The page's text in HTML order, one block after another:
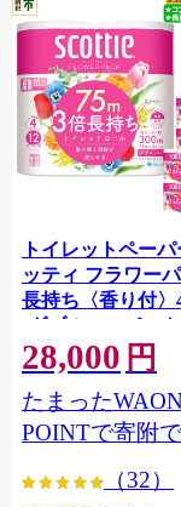
トイレットペーパ
ッティ フラワー
長持ち〈香り付〉
(ダブル)×12パッ
最短翌日発送 [ス
フラワーパック ト
トペーパー 日本製
シア] 秋田県秋田
28,000 円
たまった
POINTで寄附
（32）